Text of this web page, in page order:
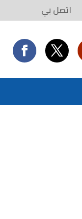
اتصل بي